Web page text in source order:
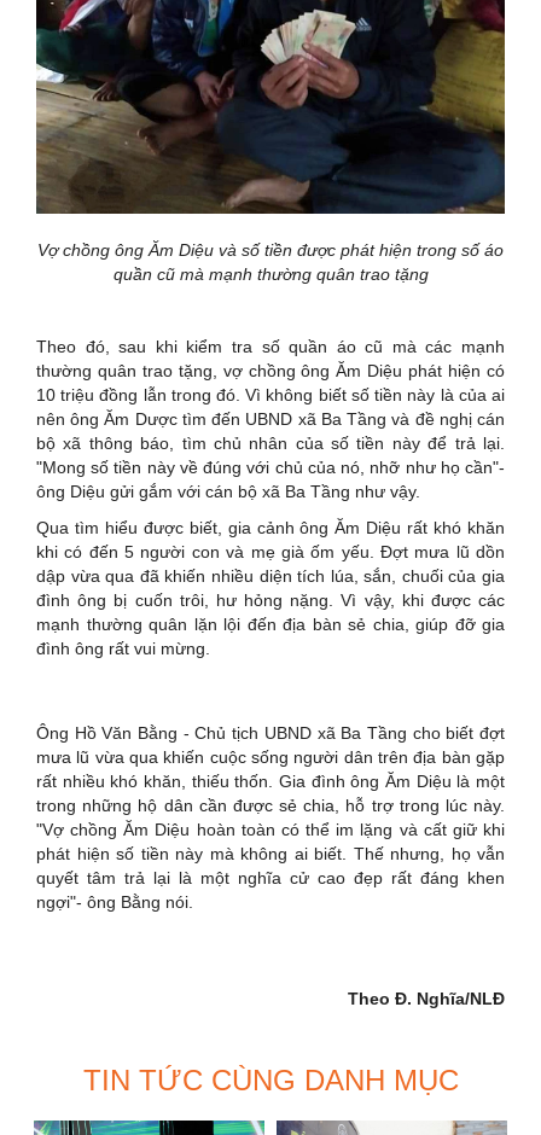
Vợ chồng ông Ăm Diệu và số tiền được phát hiện trong số áo
quần cũ mà mạnh thường quân trao tặng
Theo đó, sau khi kiểm tra số quần áo cũ mà các mạnh
thường quân trao tặng, vợ chồng ông Ăm Diệu phát hiện có
10 triệu đồng lẫn trong đó. Vì không biết số tiền này là của ai
nên ông Ăm Dược tìm đến UBND xã Ba Tầng và đề nghị cán
bộ xã thông báo, tìm chủ nhân của số tiền này để trả lại.
"Mong số tiền này về đúng với chủ của nó, nhỡ như họ cần"-
ông Diệu gửi gắm với cán bộ xã Ba Tầng như vậy.
Qua tìm hiểu được biết, gia cảnh ông Ăm Diệu rất khó khăn
khi có đến 5 người con và mẹ già ốm yếu. Đợt mưa lũ dồn
dập vừa qua đã khiến nhiều diện tích lúa, sắn, chuối của gia
đình ông bị cuốn trôi, hư hỏng nặng. Vì vậy, khi được các
mạnh thường quân lặn lội đến địa bàn sẻ chia, giúp đỡ gia
đình ông rất vui mừng.
Ông Hồ Văn Bằng - Chủ tịch UBND xã Ba Tầng cho biết đợt
mưa lũ vừa qua khiến cuộc sống người dân trên địa bàn gặp
rất nhiều khó khăn, thiếu thốn. Gia đình ông Ăm Diệu là một
trong những hộ dân cần được sẻ chia, hỗ trợ trong lúc này.
"Vợ chồng Ăm Diệu hoàn toàn có thể im lặng và cất giữ khi
phát hiện số tiền này mà không ai biết. Thế nhưng, họ vẫn
quyết tâm trả lại là một nghĩa cử cao đẹp rất đáng khen
ngợi"- ông Bằng nói.
Theo Đ. Nghĩa/NLĐ
TIN TỨC CÙNG DANH MỤC